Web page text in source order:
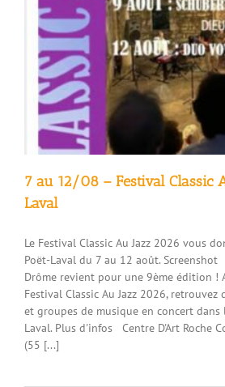
Crest
7 au 12/08 – Festival Classic
Laval
Le Festival Classic Au Jazz 2026 vous
Poët-Laval du 7 au 12 août.
Drôme revient pour une 9ème édition !
Festival Classic Au Jazz 2026,
et groupes de musique en concert dans
Laval. Plus d'infos Centre D'Art Roche
(55 [...]